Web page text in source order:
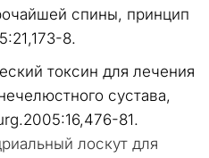
спины, принцип
8.
токсин для лечения
сустава,
81.
лоскут для